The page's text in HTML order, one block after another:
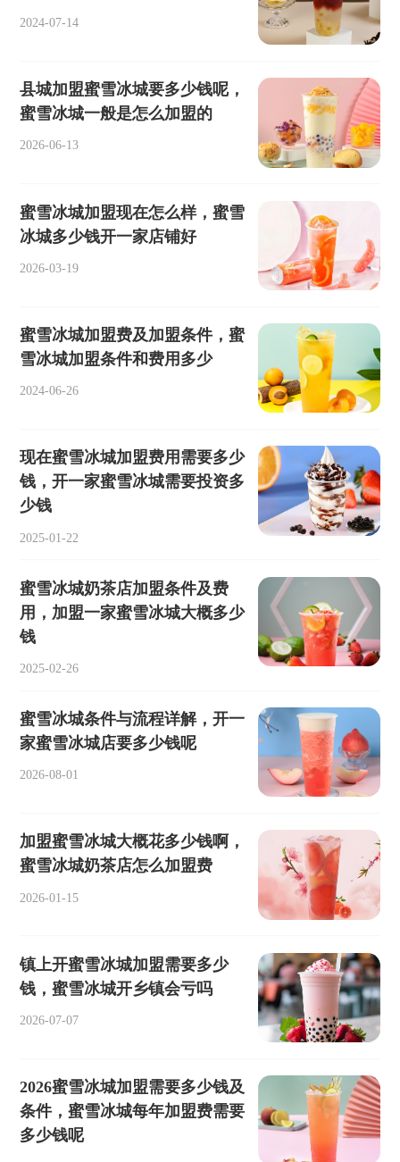
2024-07-14
县城加盟蜜雪冰城要多少钱呢，
蜜雪冰城一般是怎么加盟的
2026-06-13
蜜雪冰城加盟现在怎么样，蜜雪
冰城多少钱开一家店铺好
2026-03-19
蜜雪冰城加盟费及加盟条件，蜜
雪冰城加盟条件和费用多少
2024-06-26
现在蜜雪冰城加盟费用需要多少
钱，开一家蜜雪冰城需要投资多
少钱
2025-01-22
蜜雪冰城奶茶店加盟条件及费
用，加盟一家蜜雪冰城大概多少
钱
2025-02-26
蜜雪冰城条件与流程详解，开一
家蜜雪冰城店要多少钱呢
2026-08-01
加盟蜜雪冰城大概花多少钱啊，
蜜雪冰城奶茶店怎么加盟费
2026-01-15
镇上开蜜雪冰城加盟需要多少
钱，蜜雪冰城开乡镇会亏吗
2026-07-07
2026蜜雪冰城加盟需要多少钱及
条件，蜜雪冰城每年加盟费需要
多少钱呢